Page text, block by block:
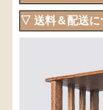
▽ 送料＆配送
・商品代金に
・送料は、商